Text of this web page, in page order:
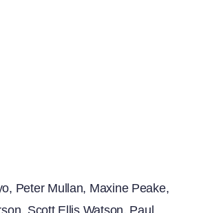
Peter Mullan, Maxine Peake,
Scott Ellis Watson, Paul